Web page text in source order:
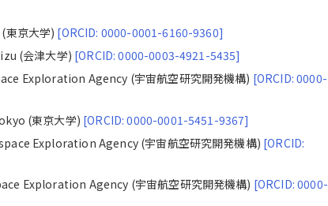
東京大学) [ORCID: 0000-0001-6160-9360]
(会津大学) [ORCID: 0000-0003-4921-5435]
Exploration Agency (宇宙航空研究開発機構) [ORCID: 0000-
(東京大学) [ORCID: 0000-0001-5451-9367]
Exploration Agency (宇宙航空研究開発機構) [ORCID:
Exploration Agency (宇宙航空研究開発機構) [ORCID: 0000-